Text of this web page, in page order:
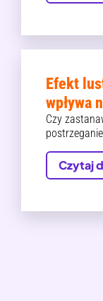
Efekt
wpływa
Czy
Czytaj